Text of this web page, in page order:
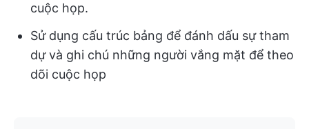
cuộc họp.
Sử dụng cấu trúc bảng để đánh dấu sự tham
dự và ghi chú những người vắng mặt để theo
dõi cuộc họp